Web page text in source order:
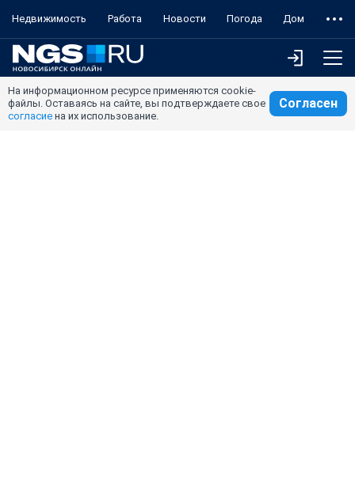
Недвижимость Работа Новости Погода Дом
На информационном ресурсе применяются cookie-
файлы. Оставаясь на сайте, вы подтверждаете свое
согласие на их использование.
Согласен